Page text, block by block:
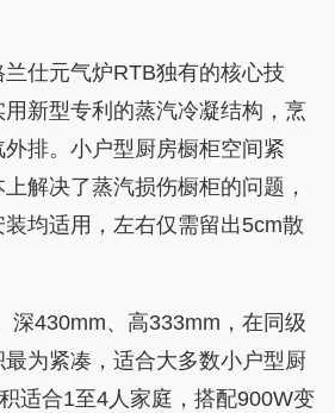
仕元气炉RTB独有的核心技
新型专利的蒸汽冷凝结构，烹
排。小户型厨房橱柜空间紧
解决了蒸汽损伤橱柜的问题，
均适用，左右仅需留出5cm散
深430mm、高333mm，在同级
为紧凑，适合大多数小户型厨
适合1至4人家庭，搭配900W变